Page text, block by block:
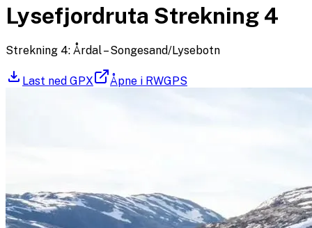
Lysefjordruta Strekning 4
Strekning 4: Årdal – Songesand/Lysebotn
Last ned GPX Åpne i RWGPS